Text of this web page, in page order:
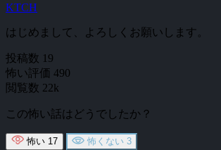
KTCH
はじめまして、よろしくお願いします。
投稿数 19
怖い評価 490
閲覧数 22k
この怖い話はどうでしたか？
怖い 17 怖くない 3